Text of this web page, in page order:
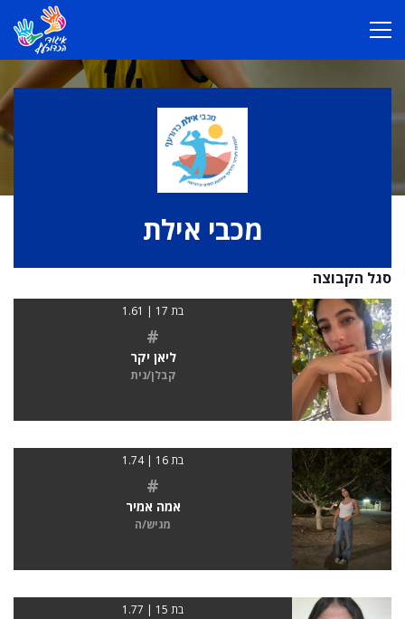
מכבי אילת
סגל הקבוצה
בת 17 | 1.61
#
ליאן יקר
קבלן/נית
בת 16 | 1.74
#
אמה אמיר
מגיש/ה
בת 15 | 1.77